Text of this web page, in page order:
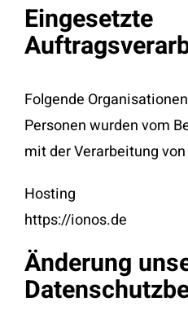
Eingesetzte
Folgende
Personen wurden vom
mit der Verarbeitung
Hosting
https://ionos.de
Änderung